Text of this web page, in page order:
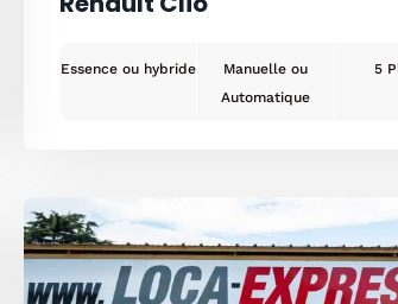
Essence ou hybride
Manuelle ou
Automatique
5